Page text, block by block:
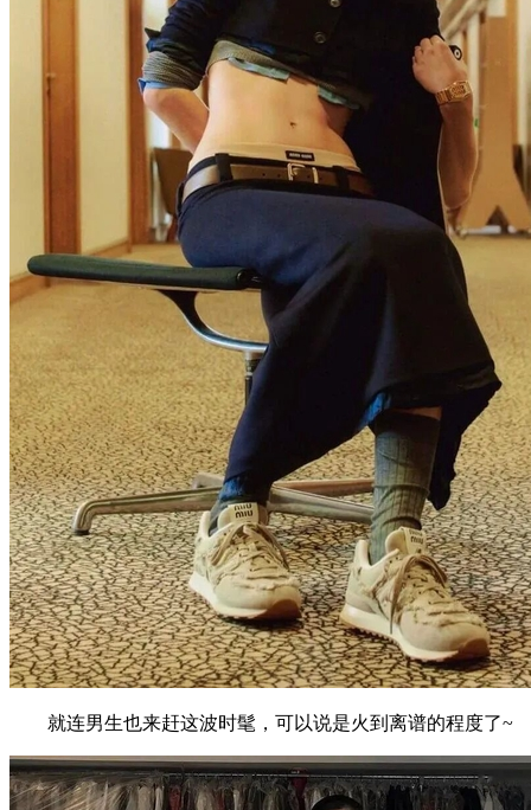
就连男生也来赶这波时髦，可以说是火到离谱的程度了~